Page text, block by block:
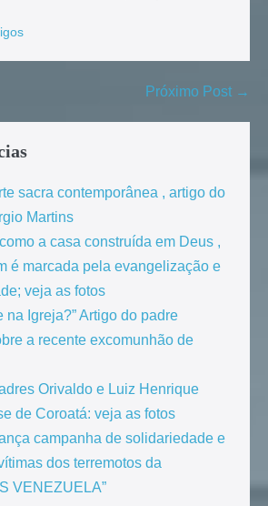
Próximo Post →
sacra contemporânea , artigo do
Martins
a casa construída em Deus ,
é marcada pela evangelização e
veja as fotos
na Igreja?” Artigo do padre
a recente excomunhão de
Orivaldo e Luiz Henrique
de Coroatá: veja as fotos
campanha de solidariedade e
dos terremotos da
VENEZUELA”